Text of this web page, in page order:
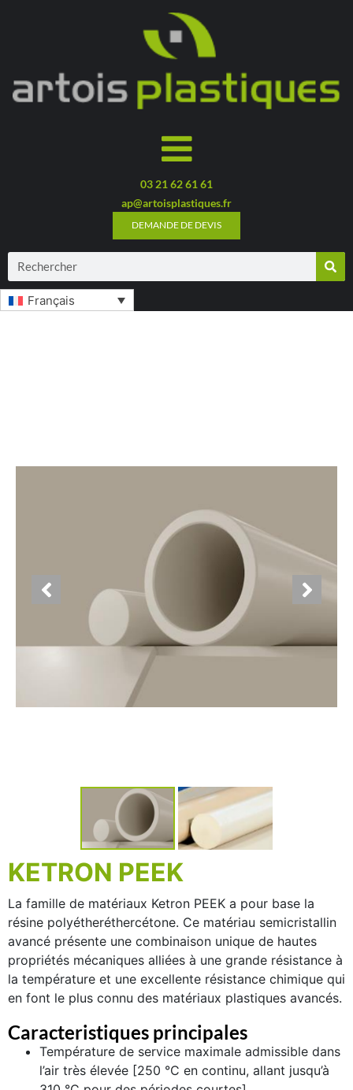
03 21 62 61 61
ap@artoisplastiques.fr
DEMANDE DE DEVIS
Français
KETRON PEEK
La famille de matériaux Ketron PEEK a pour base la
résine polyétheréthercétone. Ce matériau semicristallin
avancé présente une combinaison unique de hautes
propriétés mécaniques alliées à une grande résistance à
la température et une excellente résistance chimique qui
en font le plus connu des matériaux plastiques avancés.
Caracteristiques principales
Température de service maximale admissible dans
l’air très élevée [250 °C en continu, allant jusqu’à